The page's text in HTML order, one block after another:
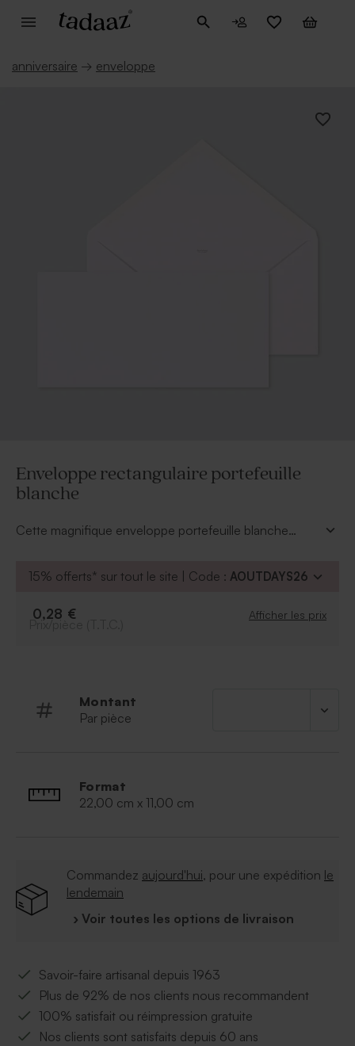
anniversaire → enveloppe
Enveloppe rectangulaire portefeuille
blanche
Cette magnifique enveloppe portefeuille blanche
touche d'originalité à votre message.
15% offerts* sur tout le site | Code : AOUTDAYS26
0,28 € Afficher les prix
Montant
Par pièce
Format
22,00 cm x 11,00 cm
Commandez aujourd'hui, pour une expédition le
lendemain
› Voir toutes les options de livraison
Savoir-faire artisanal depuis 1963
Plus de 92% de nos clients nous recommandent
100% satisfait ou réimpression gratuite
Nos clients sont satisfaits depuis 60 ans